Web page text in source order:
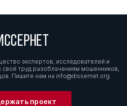
экспертов, исследователей и
труд разоблачениям мошенников,
Пишите нам на info@dissernet.org.
проект